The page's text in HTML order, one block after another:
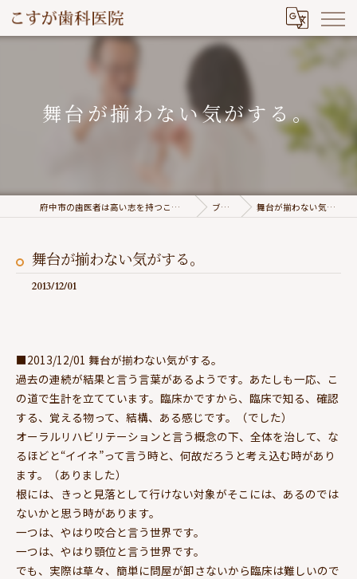
舞台が揃わない気がする。
府中市の歯医者は高い志を持つこすが歯科医院 ブログ 舞台が揃わない気がする。
舞台が揃わない気がする。
2013/12/01
■2013/12/01 舞台が揃わない気がする。
過去の連続が結果と言う言葉があるようです。あたしも一応、こ
の道で生計を立てています。臨床かですから、臨床で知る、確認
する、覚える物って、結構、ある感じです。（でした）
オーラルリハビリテーションと言う概念の下、全体を治して、な
るほどと“イイネ”って言う時と、何故だろうと考え込む時があり
ます。（ありました）
根には、きっと見落として行けない対象がそこには、あるのでは
ないかと思う時があります。
一つは、やはり咬合と言う世界です。
一つは、やはり顎位と言う世界です。
でも、実際は草々、簡単に問屋が卸さないから臨床は難しいので